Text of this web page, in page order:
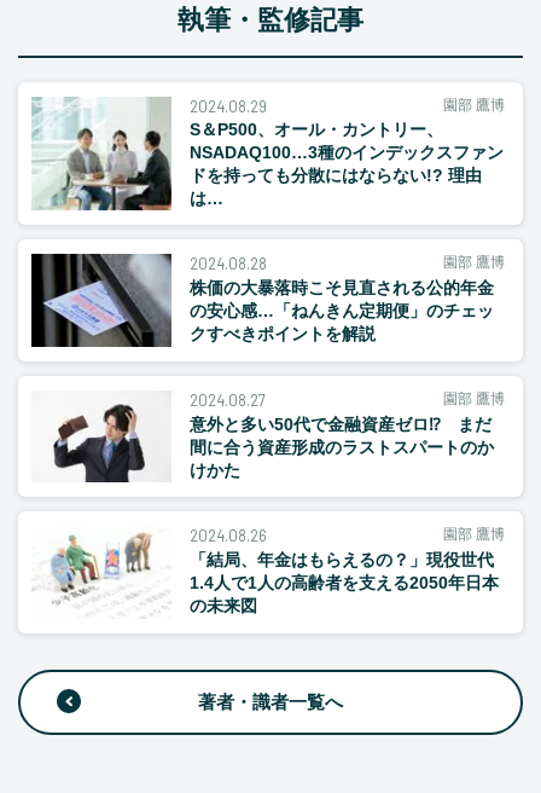
て販売会社経由での長期積立投資の拡大に従事。2019
締役社長 COO に就任。
執筆・監修記事
2024.08.29 園部 鷹博
S＆P500、オール・カントリー、
NSADAQ100…3種のインデックスファン
ドを持っても分散にはならない!? 理由
は…
2024.08.28 園部 鷹博
株価の大暴落時こそ見直される公的年金
の安心感…「ねんきん定期便」のチェッ
クすべきポイントを解説
2024.08.27 園部 鷹博
意外と多い50代で金融資産ゼロ⁉ まだ
間に合う資産形成のラストスパートのか
けかた
2024.08.26 園部 鷹博
「結局、年金はもらえるの？」現役世代
1.4人で1人の高齢者を支える2050年日本
の未来図
著者・識者一覧へ